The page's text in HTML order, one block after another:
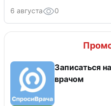
6 августа 0
Записаться
врачом